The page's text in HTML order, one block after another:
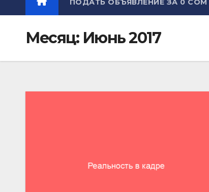
ПОДАТЬ ОБЪЯВЛЕНИЕ ЗА 0 СОМ
Месяц: Июнь 2017